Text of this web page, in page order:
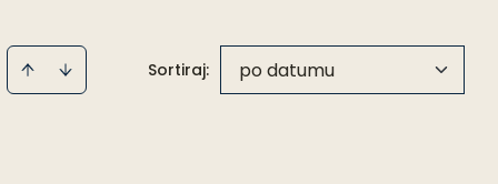
Sortiraj: po datumu